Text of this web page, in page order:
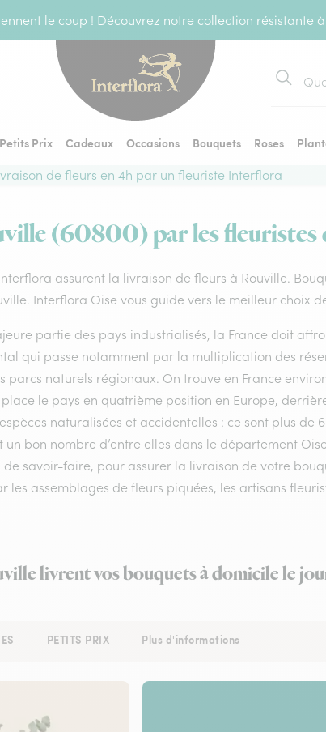
le coup ! Découvrez notre collection résistante
Petits Prix Cadeaux Occasions Bouquets Roses
de fleurs en 4h par un fleuriste Interflora
(60800) par les fleuristes
assurent la livraison de fleurs à Rouville.
Interflora Oise vous guide vers le meilleur choix
partie des pays industrialisés, la France doit
qui passe notamment par la multiplication des
parcs naturels régionaux. On trouve en France
le pays en quatrième position en Europe,
naturalisées et accidentelles : ce sont plus de
bon nombre d’entre elles dans le département
savoir-faire, pour assurer la livraison de votre
les assemblages de fleurs piquées, les artisans
livrent vos bouquets à domicile le
PETITS PRIX Plus d'informations